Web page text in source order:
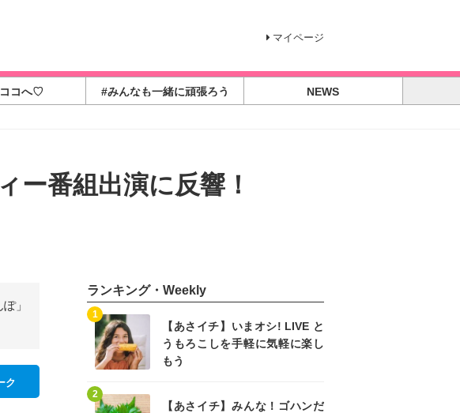
マイページ
コへ♡ #みんなも一緒に頑張ろう
NEWS
ー番組出演に反響！
」
ク
ランキング・Weekly
【あさイチ】いまオシ! LIVE と
うもろこしを手軽に気軽に楽し
もう
1
【あさイチ】みんな！ゴハンだ
2